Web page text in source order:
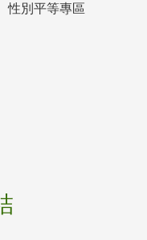
性別平等專區